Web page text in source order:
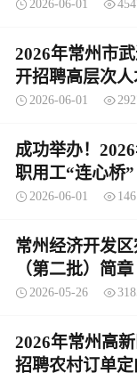
2026-06-01
2026年常州市
开招聘高层次人
2026-06-01
成功举办！
职用工“连心桥”
2026-06-01
常州经济开发
（第二批）简章
2026-05-26
2026年常州高
招聘农村订单